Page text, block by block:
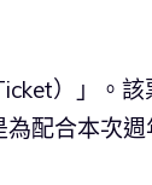
）」。該
配合本次週